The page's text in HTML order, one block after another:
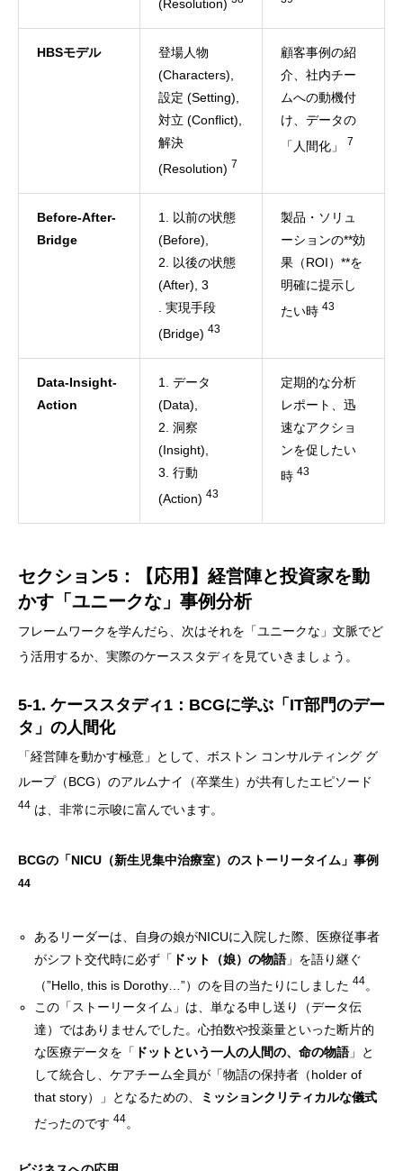
(Resolution)
HBSモデル
登場人物
(Characters),
設定 (Setting),
対立 (Conflict),
解決
(Resolution) 7
顧客事例の紹
介、社内チー
ムへの動機付
け、データの
「人間化」
7
Before-After-
Bridge
1. 以前の状態
(Before),
2. 以後の状態
(After), 3
. 実現手段
(Bridge) 43
製品・ソリュ
ーションの**効
果（ROI）**を
明確に提示し
たい時 43
Data-Insight-
Action
1. データ
(Data),
2. 洞察
(Insight),
3. 行動
(Action) 43
定期的な分析
レポート、迅
速なアクショ
ンを促したい
時 43
セクション5：【応用】経営陣と投資家を動
かす「ユニークな」事例分析
フレームワークを学んだら、次はそれを「ユニークな」文脈でど
う活用するか、実際のケーススタディを見ていきましょう。
5-1. ケーススタディ1：BCGに学ぶ「IT部門のデー
タ」の人間化
「経営陣を動かす極意」として、ボストン コンサルティング グ
ループ（BCG）のアルムナイ（卒業生）が共有したエピソード
44 は、非常に示唆に富んでいます。
BCGの「NICU（新生児集中治療室）のストーリータイム」事例
44
あるリーダーは、自身の娘がNICUに入院した際、医療従事者
がシフト交代時に必ず「 ドット（娘）の物語 」を語り継ぐ
（”Hello, this is Dorothy…”）のを目の当たりにしました44。
この「ストーリータイム」は、単なる申し送り（データ伝
達）ではありませんでした。心拍数や投薬量といった断片的
な医療データを「 ドットという一人の人間の、命の物語 」と
して統合し、ケアチーム全員が「物語の保持者（holder of
that story）」となるための、
ミッションクリティカルな儀式
だったのです44。